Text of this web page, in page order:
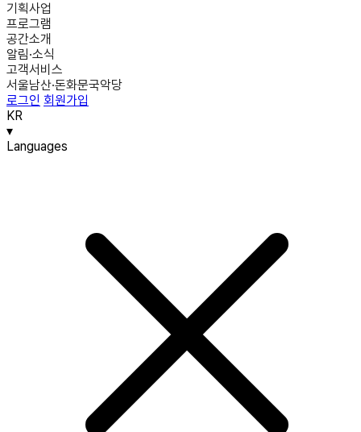
기획사업
프로그램
공간소개
알림·소식
고객서비스
서울남산·돈화문국악당
로그인 회원가입
KR
▾
Languages